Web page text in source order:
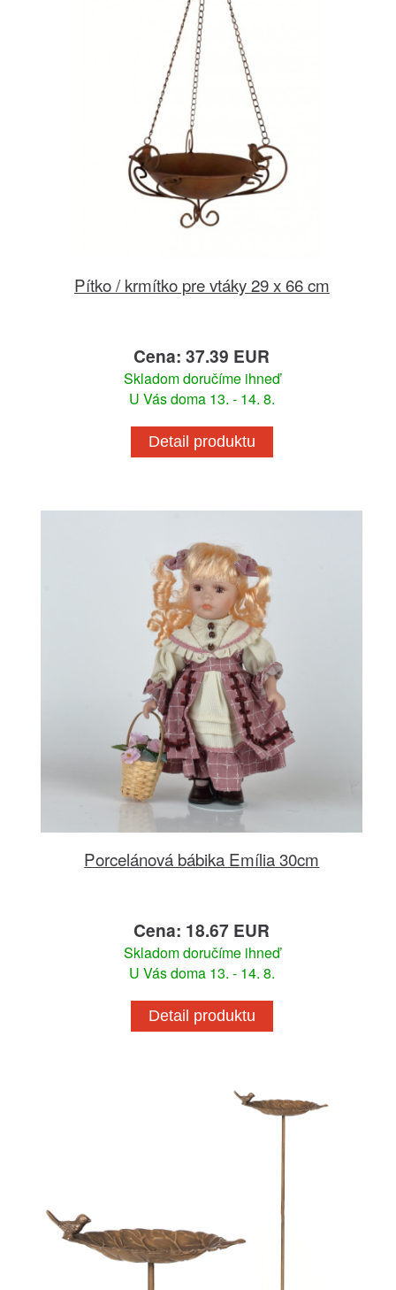
Pítko / krmítko pre vtáky 29 x 66 cm
Cena: 37.39 EUR
Skladom doručíme ihneď
U Vás doma 13. - 14. 8.
Detail produktu
Porcelánová bábika Emília 30cm
Cena: 18.67 EUR
Skladom doručíme ihneď
U Vás doma 13. - 14. 8.
Detail produktu